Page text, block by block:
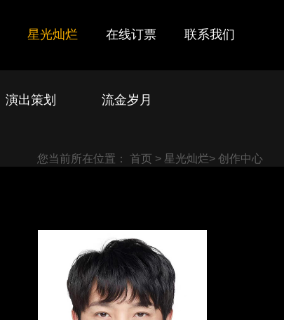
星光灿烂 在线订票 联系我们
演出策划 流金岁月
您当前所在位置： 首页 > 星光灿烂> 创作中心